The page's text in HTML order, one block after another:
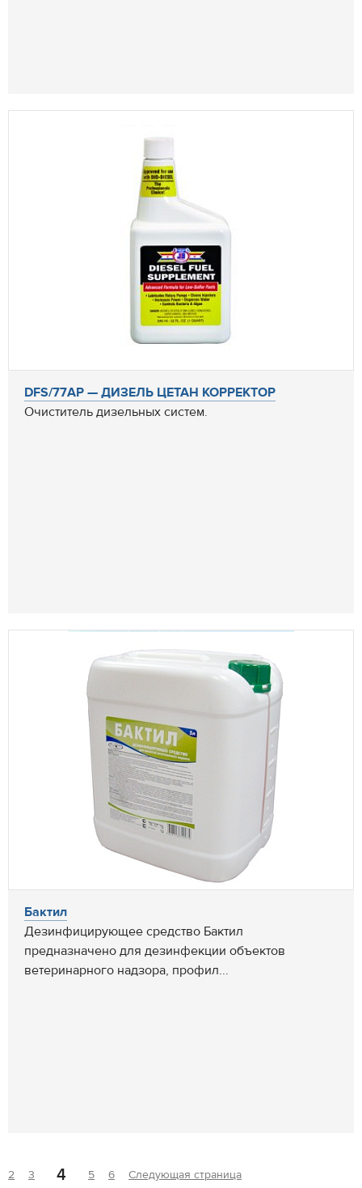
DFS/77AP — ДИЗЕЛЬ ЦЕТАН КОРРЕКТОР
Очиститель дизельных систем.
Бактил
Дезинфицирующее средство Бактил
предназначено для дезинфекции объектов
ветеринарного надзора, профил...
2 3 4 5 6 Следующая страница